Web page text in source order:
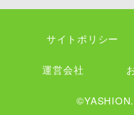
サイトポリシー
運営会社